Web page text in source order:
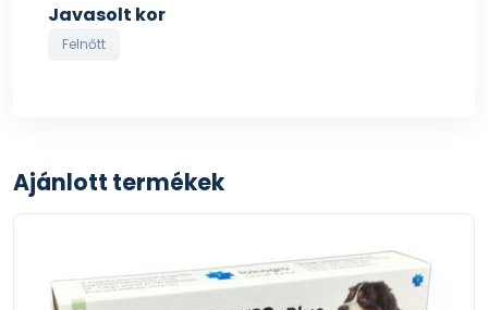
Javasolt kor
Felnőtt
Ajánlott termékek